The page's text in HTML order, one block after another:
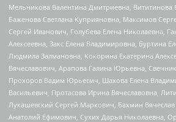
Мельникова Валентина Дмитриевна, Вититинова
Баженова Светлана Куприяновна, Максимов
Сергей Иванович, Голубева Елена Николаевна,
Алексеевна, Закс Елена Владимировна, Буртина
Людмила Залмановна, Кокорина Екатерина
Вячеславович, Арапова Галина Юрьевна,
Прохоров Вадим Юрьевич, Шахова Елена
Васильевич, Протасова Ирина Вячеславовна,
Лукашевский Сергей Маркович, Бахмин
Анатолий Ефимович, Сухих Дарья Николаевна,